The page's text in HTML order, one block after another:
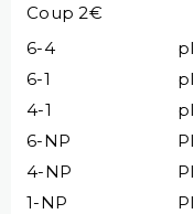
Coup 2€
6-4
6-1
4-1
6-NP
4-NP
1-NP